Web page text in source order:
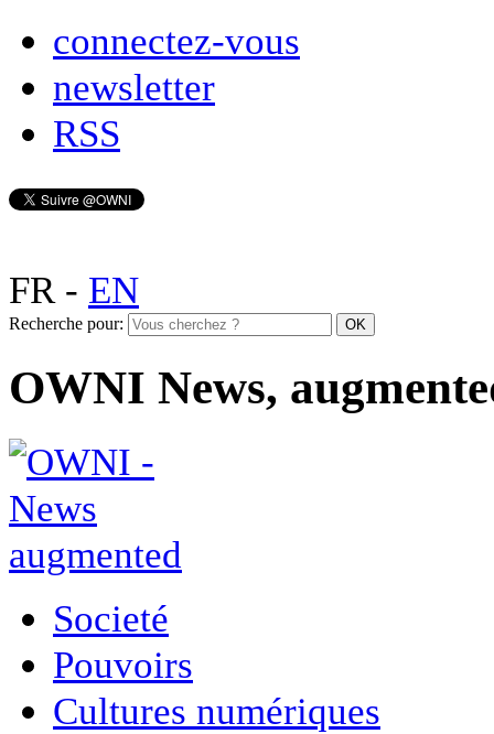
connectez-vous
newsletter
RSS
FR- EN
Recherche pour:
OWNI News,
Societé
Pouvoirs
Cultures numériques